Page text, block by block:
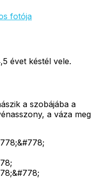
fotója
évet késtél vele.
a szobájába a
a váza meg